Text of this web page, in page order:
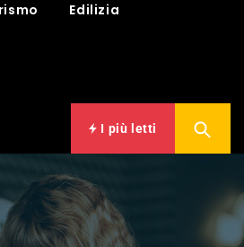
Edilizia
I più letti